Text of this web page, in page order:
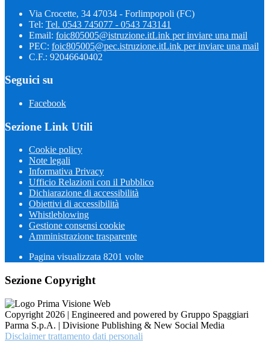
Via Crocette, 34 47034 - Forlimpopoli (FC)
Tel: Tel. 0543 745077 - 0543 743141
Email: foic805005@istruzione.itLink per inviare una mail
PEC: foic805005@pec.istruzione.itLink per inviare una mail
C.F.: 92046640402
Seguici su
Facebook
Sezione Link Utili
Cookie policy
Note legali
Informativa Privacy
Ufficio Relazioni con il Pubblico
Dichiarazione di accessibilità
Obiettivi di accessibilità
Whistleblowing
Gestione consensi cookie
Amministrazione trasparente
Pagina visualizzata 8201 volte
Sezione Copyright
Copyright 2026 | Engineered and powered by Gruppo Spaggiari
Parma S.p.A. | Divisione Publishing & New Social Media
Disclaimer trattamento dati personali